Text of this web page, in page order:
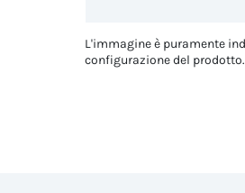
L'immagine è puramente
configurazione del prodotto.